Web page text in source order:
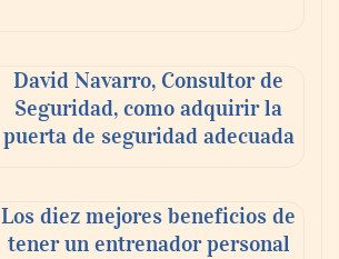
David Navarro, Consultor de
Seguridad, como adquirir la
puerta de seguridad adecuada
Los diez mejores beneficios de
tener un entrenador personal